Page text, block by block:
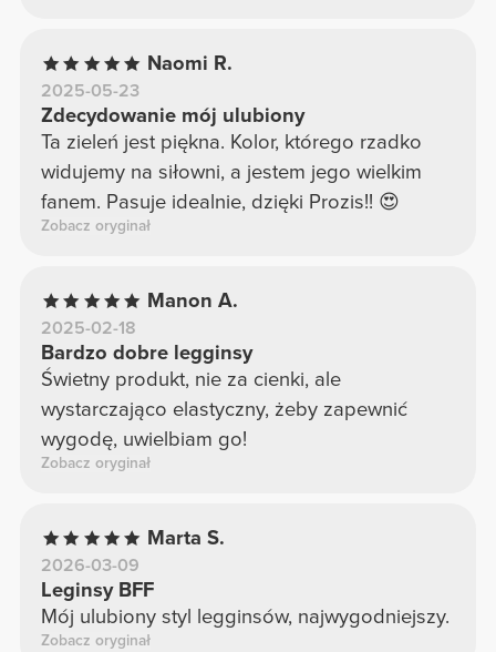
Naomi R.
2025-05-23
Zdecydowanie mój ulubiony
Ta zieleń jest piękna. Kolor, którego rzadko
widujemy na siłowni, a jestem jego wielkim
fanem. Pasuje idealnie, dzięki Prozis!! 😍
Zobacz oryginał
Manon A.
2025-02-18
Bardzo dobre legginsy
Świetny produkt, nie za cienki, ale
wystarczająco elastyczny, żeby zapewnić
wygodę, uwielbiam go!
Zobacz oryginał
Marta S.
2026-03-09
Leginsy BFF
Mój ulubiony styl legginsów, najwygodniejszy.
Zobacz oryginał